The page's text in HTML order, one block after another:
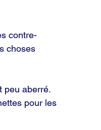
contre-
choses
peu aberré.
pour les